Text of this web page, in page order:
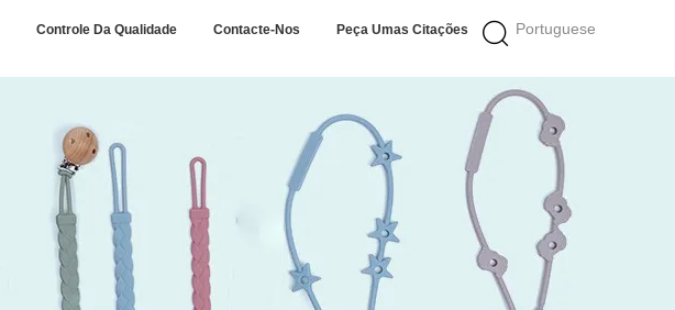
Portuguese
Controle Da Qualidade Contacte-Nos Peça Umas Citações